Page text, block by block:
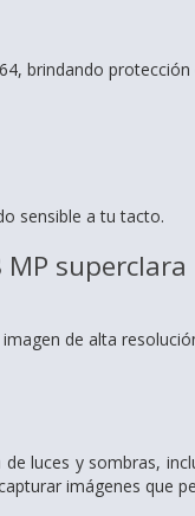
brindando
sensible a tu tacto.
superclara
de alta
luces y sombras,
imágenes que